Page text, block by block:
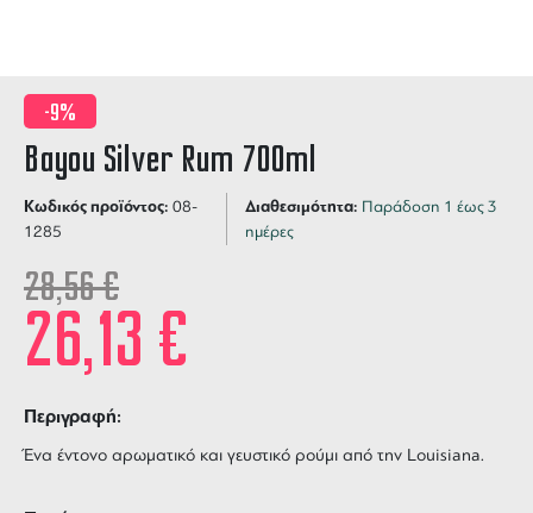
-9%
Bayou Silver Rum 700ml
Κωδικός προϊόντος: 08-
1285
Διαθεσιμότητα: Παράδοση 1 έως 3
ημέρες
28,56€
26,13€
Περιγραφή:
Ένα έντονο αρωματικό και γευστικό ρούμι από την Louisiana.